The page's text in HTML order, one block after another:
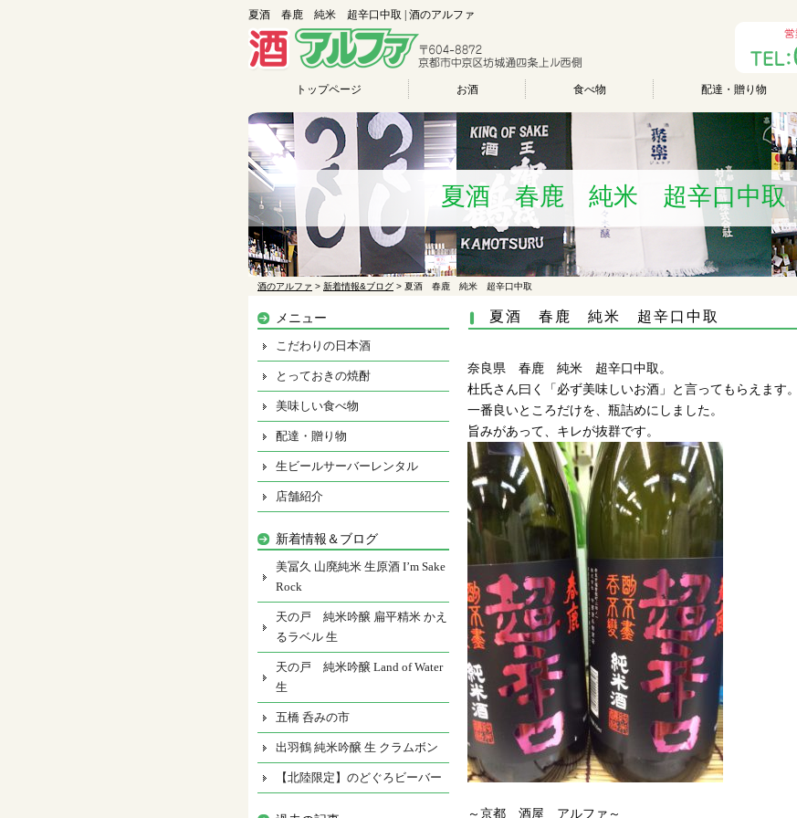
夏酒 春鹿 純米 超辛口中取 | 酒のアルファ
トップページ お酒 食べ物 配達・贈り物
夏酒 春鹿 純米 超辛口中取
酒のアルファ > 新着情報&ブログ > 夏酒 春鹿 純米 超辛口中取
夏酒 春鹿 純米 超辛口中取
奈良県 春鹿 純米 超辛口中取。
杜氏さん曰く「必ず美味しいお酒」と言ってもらえます。
一番良いところだけを、瓶詰めにしました。
旨みがあって、キレが抜群です。
～京都 酒屋 アルファ～
メニュー
こだわりの日本酒
とっておきの焼酎
美味しい食べ物
配達・贈り物
生ビールサーバーレンタル
店舗紹介
新着情報＆ブログ
美冨久 山廃純米 生原酒 I’m Sake
Rock
天の戸 純米吟醸 扁平精米 かえ
るラベル 生
天の戸 純米吟醸 Land of Water
生
五橋 呑みの市
出羽鶴 純米吟醸 生 クラムボン
【北陸限定】のどぐろビーバー